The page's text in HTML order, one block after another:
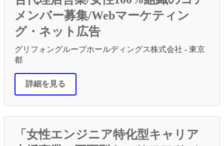
メンバー募集/Webマーケティン
グ・ネット広告
グリフォングループホールディングス株式会社 - 東京
都
詳細を見る
「女性エンジニア特化型キャリア